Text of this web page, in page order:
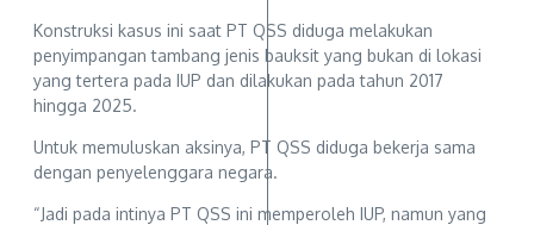
Konstruksi kasus ini saat PT QSS diduga melakukan
penyimpangan tambang jenis bauksit yang bukan di lokasi
yang tertera pada IUP dan dilakukan pada tahun 2017
hingga 2025.
Untuk memuluskan aksinya, PT QSS diduga bekerja sama
dengan penyelenggara negara.
“Jadi pada intinya PT QSS ini memperoleh IUP, namun yang